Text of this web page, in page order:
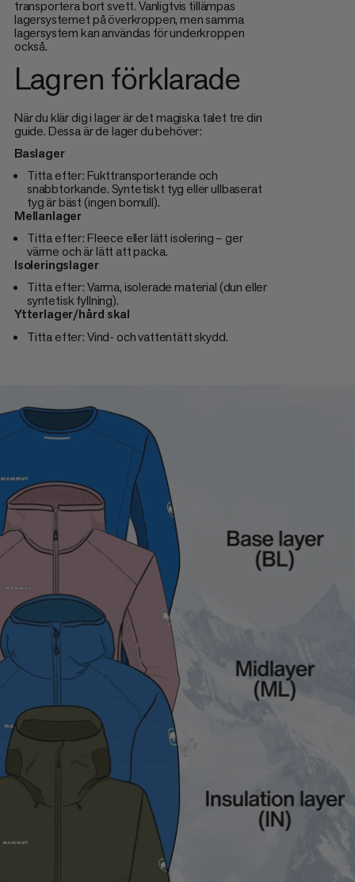
transportera bort svett. Vanligtvis tillämpas
lagersystemet på överkroppen, men samma
lagersystem kan användas för underkroppen
också.
Lagren förklarade
När du klär dig i lager är det magiska talet tre din
guide. Dessa är de lager du behöver:
Baslager
Titta efter: Fukttransporterande och
snabbtorkande. Syntetiskt tyg eller ullbaserat
tyg är bäst (ingen bomull).
Mellanlager
Titta efter: Fleece eller lätt isolering – ger
värme och är lätt att packa.
Isoleringslager
Titta efter: Varma, isolerade material (dun eller
syntetisk fyllning).
Ytterlager/hård skal
Titta efter: Vind- och vattentätt skydd.